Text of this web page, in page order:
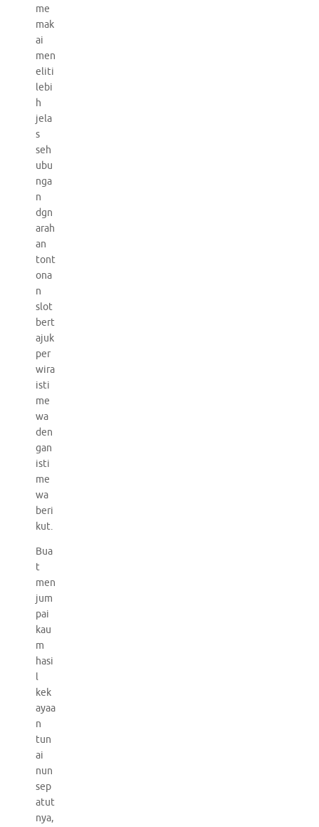
me
mak
ai
men
eliti
lebi
h
jela
s
seh
ubu
nga
n
dgn
arah
an
tont
ona
n
slot
bert
ajuk
per
wira
isti
me
wa
den
gan
isti
me
wa
beri
kut.
Bua
t
men
jum
pai
kau
m
hasi
l
kek
ayaa
n
tun
ai
nun
sep
atut
nya,